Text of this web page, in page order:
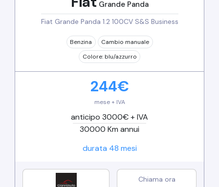
Grande Panda
Fiat Grande Panda 1.2 100CV S&S Business
Benzina Cambio manuale
Colore:blu/azzurro
244€
mese + IVA
anticipo 3000€ + IVA
30000 Km annui
durata 48 mesi